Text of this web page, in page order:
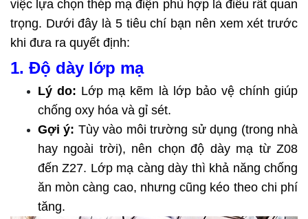
việc lựa chọn thép mạ điện phù hợp là điều rất quan
trọng. Dưới đây là 5 tiêu chí bạn nên xem xét trước
khi đưa ra quyết định:
1. Độ dày lớp mạ
Lý do: Lớp mạ kẽm là lớp bảo vệ chính giúp
chống oxy hóa và gỉ sét.
Gợi ý: Tùy vào môi trường sử dụng (trong nhà
hay ngoài trời), nên chọn độ dày mạ từ Z08
đến Z27. Lớp mạ càng dày thì khả năng chống
ăn mòn càng cao, nhưng cũng kéo theo chi phí
tăng.